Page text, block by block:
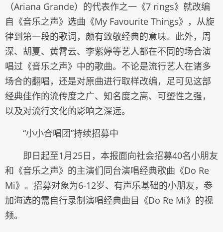
（Ariana Grande）的代表作之一《7 rings》就改编
自《音乐之声》选曲《My Favourite Things》，从旋
律到第一段的歌词，颇有致敬经典的意味。此外，周
深、胡夏、黄霄云、李紫婷等艺人都在不同的场合演
唱过《音乐之声》中的歌曲。不论是流行艺人在诸多
场合的翻唱，还是对原曲进行取样改编，足可见这部
经典佳作的流传度之广、知名度之高、可塑性之强，
以及对流行文化的影响之深远。
“小小合唱团”持续招募中
即日起至1月25日，本报面向社会招募40名小朋友
和《音乐之声》的主演们同台演唱经典歌曲《Do Re
Mi》。招募对象为6-12岁、有声乐基础的小朋友，参
加海选的需自行录制演唱经典曲目《Do Re Mi》的视
频。